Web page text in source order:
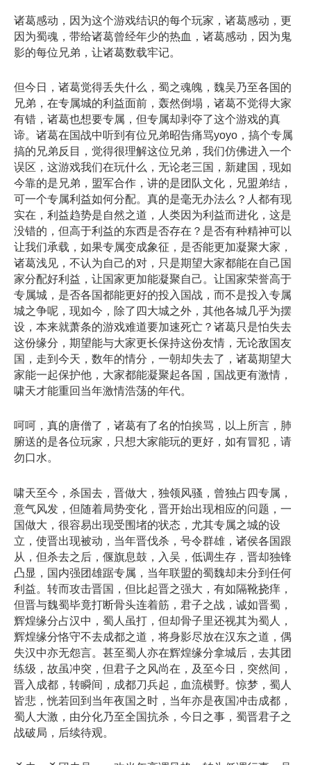
诸葛感动，因为这个游戏结识的每个玩家，诸葛感动，更
因为蜀魂，带给诸葛曾经年少的热血，诸葛感动，因为鬼
影的每位兄弟，让诸葛数载牢记。
但今日，诸葛觉得丢失什么，蜀之魂魄，魏吴乃至各国的
兄弟，在专属城的利益面前，轰然倒塌，诸葛不觉得大家
有错，诸葛也想要专属，但专属却剥夺了这个游戏的真
谛。诸葛在国战中听到有位兄弟昭告痛骂yoyo，搞个专属
搞的兄弟反目，觉得很理解这位兄弟，我们仿佛进入一个
误区，这游戏我们在玩什么，无论老三国，新建国，现如
今靠的是兄弟，盟军合作，讲的是团队文化，兄盟弟结，
可一个专属利益如何分配。真的是毫无办法么？人都有现
实在，利益趋势是自然之道，人类因为利益而进化，这是
没错的，但高于利益的东西是否存在？是否有种精神可以
让我们承载，如果专属变成象征，是否能更加凝聚大家，
诸葛浅见，不认为自己的对，只是期望大家都能在自己国
家分配好利益，让国家更加能凝聚自己。让国家荣誉高于
专属城，是否各国都能更好的投入国战，而不是投入专属
城之争呢，现如今，除了四大城之外，其他各城几乎为摆
设，本来就萧条的游戏难道要加速死亡？诸葛只是怕失去
这份缘分，期望能与大家更长保持这份友情，无论敌国友
国，走到今天，数年的情分，一朝却失去了，诸葛期望大
家能一起保护他，大家都能凝聚起各国，国战更有激情，
啸天才能重回当年激情浩荡的年代。
呵呵，真的唐僧了，诸葛有了名的怕挨骂，以上所言，肺
腑送的是各位玩家，只想大家能玩的更好，如有冒犯，请
勿口水。
啸天至今，杀国去，晋做大，独领风骚，曾独占四专属，
意气风发，但随着局势变化，晋开始出现相应的问题，一
国做大，很容易出现受围堵的状态，尤其专属之城的设
立，使晋出现被动，当年晋伐杀，号令群雄，诸侯各国跟
从，但杀去之后，偃旗息鼓，入吴，低调生存，晋却独锋
凸显，国内强团雄踞专属，当年联盟的蜀魏却未分到任何
利益。转而攻击晋国，但比起晋之强大，有如隔靴挠痒，
但晋与魏蜀毕竟打断骨头连着筋，君子之战，诚如晋蜀，
辉煌缘分占汉中，蜀人虽打，但却骨子里还视其为蜀人，
辉煌缘分恪守不去成都之道，将身影尽放在汉东之道，偶
失汉中亦无怨言。甚至蜀人亦在辉煌缘分拿城后，去其团
练级，故虽冲突，但君子之风尚在，及至今日，突然间，
晋入成都，转瞬间，成都刀兵起，血流横野。惊梦，蜀人
皆悲，恍若回到当年夜国之时，当年亦是夜国冲击成都，
蜀人大激，由分化乃至全国抗杀，今日之事，蜀晋君子之
战破局，后续待观。